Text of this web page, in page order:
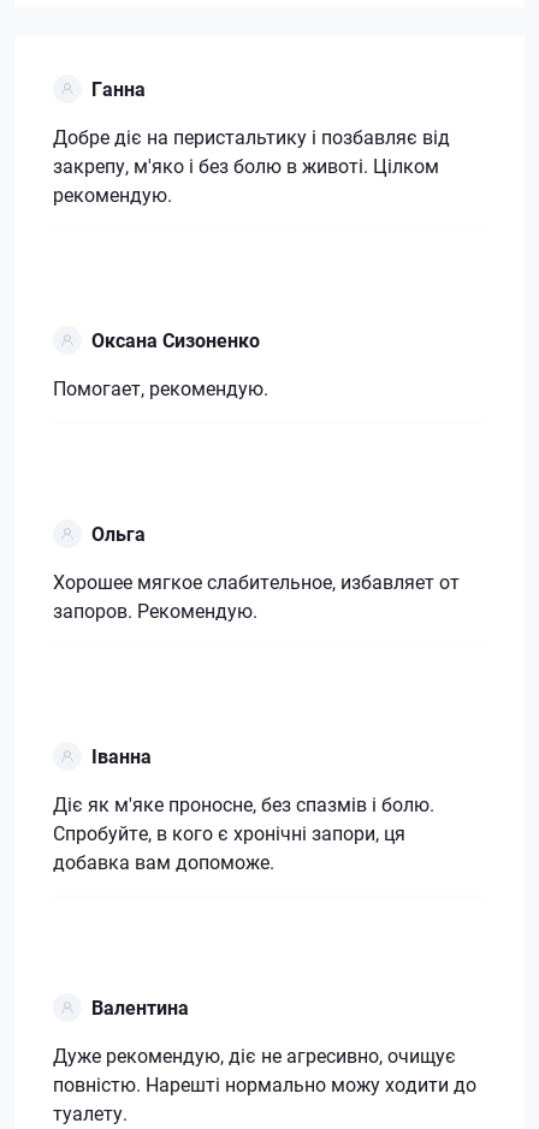
Ганна
Добре діє на перистальтику і позбавляє від
закрепу, м'яко і без болю в животі. Цілком
рекомендую.
Оксана Сизоненко
Помогает, рекомендую.
Ольга
Хорошее мягкое слабительное, избавляет от
запоров. Рекомендую.
Іванна
Діє як м'яке проносне, без спазмів і болю.
Спробуйте, в кого є хронічні запори, ця
добавка вам допоможе.
Валентина
Дуже рекомендую, діє не агресивно, очищує
повністю. Нарешті нормально можу ходити до
туалету.